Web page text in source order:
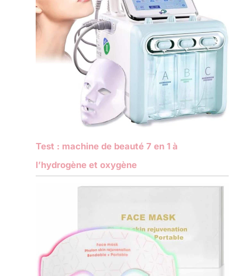
Test : machine de beauté 7 en 1 à
l’hydrogène et oxygène